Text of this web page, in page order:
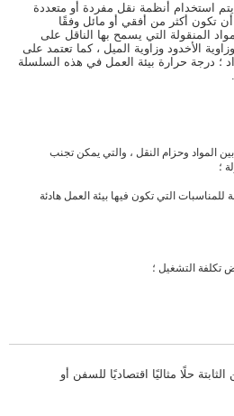
يتم استخدام أنظمة نقل مفردة أو متعددة
أن تكون أكثر من أفقي أو مائل وفقًا
المنقولة التي يسمح بها الناقل على
الأخدود وزاوية الميل ، كما تعتمد على
؛ درجة حرارة بيئة العمل في هذه السلسلة
المواد وحزام النقل ، والتي يمكن تجنب
؛
التي تكون فيها بيئة العمل هادئة
حلًا مثاليًا اقتصاديًا للسفن أو